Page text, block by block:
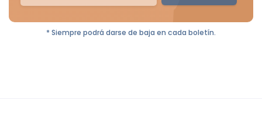
* Siempre podrá darse de baja en cada boletín.